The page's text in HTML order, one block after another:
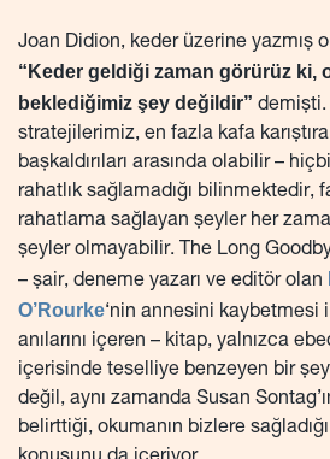
Joan Didion, keder üzerine yazmış
“Keder geldiği zaman görürüz ki, o
beklediğimiz şey değildir” demişti.
stratejilerimiz, en fazla kafa
başkaldırıları arasında olabilir –
rahatlık sağlamadığı bilinmektedir,
rahatlama sağlayan şeyler her
şeyler olmayabilir. The Long
– şair, deneme yazarı ve editör olan
O’Rourke‘nin annesini kaybetmesi
anılarını içeren – kitap, yalnızca
içerisinde teselliye benzeyen bir
değil, aynı zamanda Susan
belirttiği, okumanın bizlere sağladığı